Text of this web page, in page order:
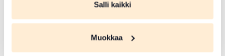
Salli kaikki
Muokkaa